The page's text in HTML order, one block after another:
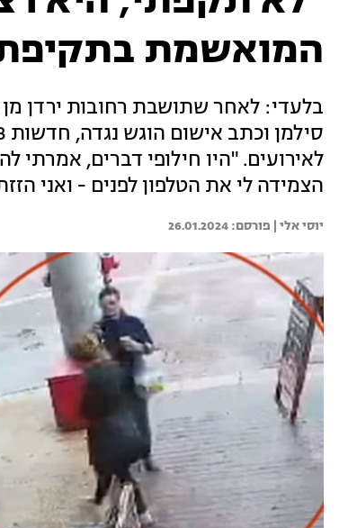
המואשמת
בלעדי: לאחר שתושבת רחובות ירדן
לאירועים. "היו חילופי דברים,
הצמידה לי את הטלפון לפנים - ואני
יוסי אלי | 26.01.2024